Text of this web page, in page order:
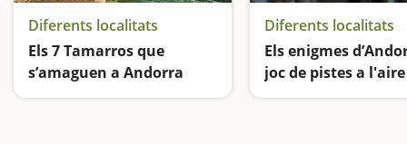
Diferents localitats
Els 7 Tamarros que
s’amaguen a Andorra
Diferents localitats
Els enigmes
joc de pistes a